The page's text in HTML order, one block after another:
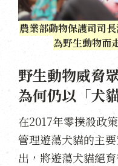
農業部動物保護司司
為野生動物而
野生動物威脅
為何仍以「犬
在2017年零撲殺政
管理遊蕩犬貓的主
出，將遊蕩犬貓絕